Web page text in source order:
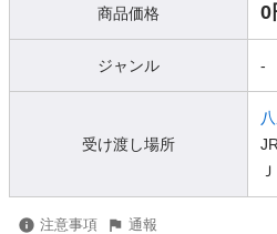
商品価格 0
ジャンル -
受け渡し場所
注意事項 通報